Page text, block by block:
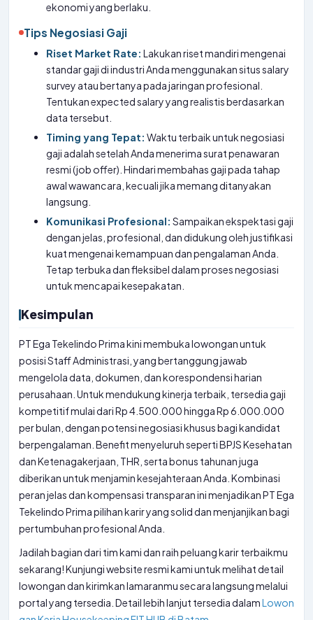
ekonomi yang berlaku.
Tips Negosiasi Gaji
Riset Market Rate: Lakukan riset mandiri mengenai
standar gaji di industri Anda menggunakan situs salary
survey atau bertanya pada jaringan profesional.
Tentukan expected salary yang realistis berdasarkan
data tersebut.
Timing yang Tepat: Waktu terbaik untuk negosiasi
gaji adalah setelah Anda menerima surat penawaran
resmi (job offer). Hindari membahas gaji pada tahap
awal wawancara, kecuali jika memang ditanyakan
langsung.
Komunikasi Profesional: Sampaikan ekspektasi gaji
dengan jelas, profesional, dan didukung oleh justifikasi
kuat mengenai kemampuan dan pengalaman Anda.
Tetap terbuka dan fleksibel dalam proses negosiasi
untuk mencapai kesepakatan.
Kesimpulan
PT Ega Tekelindo Prima kini membuka lowongan untuk
posisi Staff Administrasi, yang bertanggung jawab
mengelola data, dokumen, dan korespondensi harian
perusahaan. Untuk mendukung kinerja terbaik, tersedia gaji
kompetitif mulai dari Rp 4.500.000 hingga Rp 6.000.000
per bulan, dengan potensi negosiasi khusus bagi kandidat
berpengalaman. Benefit menyeluruh seperti BPJS Kesehatan
dan Ketenagakerjaan, THR, serta bonus tahunan juga
diberikan untuk menjamin kesejahteraan Anda. Kombinasi
peran jelas dan kompensasi transparan ini menjadikan PT Ega
Tekelindo Prima pilihan karir yang solid dan menjanjikan bagi
pertumbuhan profesional Anda.
Jadilah bagian dari tim kami dan raih peluang karir terbaikmu
sekarang! Kunjungi website resmi kami untuk melihat detail
lowongan dan kirimkan lamaranmu secara langsung melalui
portal yang tersedia. Detail lebih lanjut tersedia dalamLowon